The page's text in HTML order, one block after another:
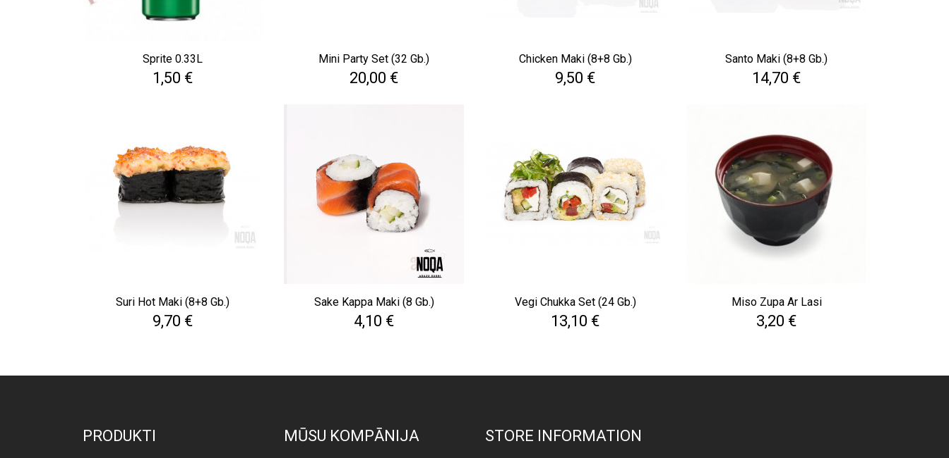
Sprite 0.33L
Cena
1,50 €
Mini Party Set (32 Gb.)
Cena
20,00 €
Chicken Maki (8+8 Gb.)
Cena
9,50 €
Santo Maki (8+8 Gb.)
Cena
14,70 €
Suri Hot Maki (8+8 Gb.)
Cena
9,70 €
Sake Kappa Maki (8 Gb.)
Cena
4,10 €
Vegi Chukka Set (24 Gb.)
Cena
13,10 €
Miso Zupa Ar Lasi
Cena
3,20 €
PRODUKTI MŪSU KOMPĀNIJA STORE INFORMATION